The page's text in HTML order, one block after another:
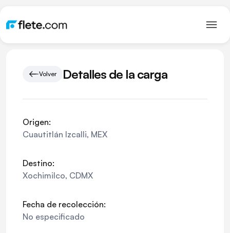
Volver Detalles de la carga
Origen:
Cuautitlán Izcalli, MEX
Destino:
Xochimilco, CDMX
Fecha de recolección:
No especificado